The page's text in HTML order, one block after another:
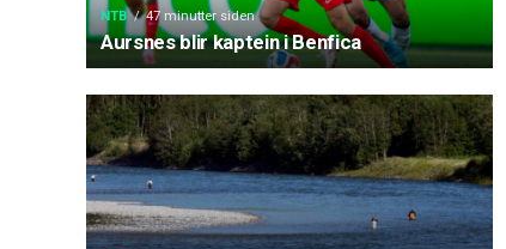
NTB 47 minutter siden
Aursnes blir kaptein i Benfica